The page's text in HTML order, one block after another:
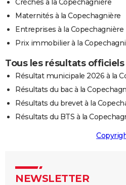
Crèches à la Copechagnière
Maternités à la Copechagnière
Entreprises à la Copechagnière
Prix immobilier à la
Tous les résultats
Résultat municipale 2026 à la
Résultats du bac à la
Résultats du brevet à la
Résultats du BTS à la
NEWSLETTER